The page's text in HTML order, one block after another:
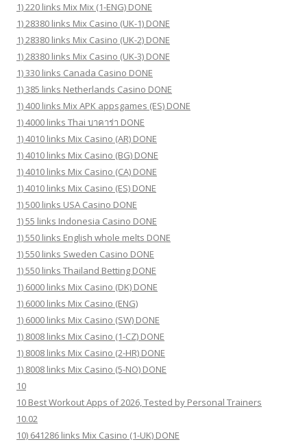
1) 220 links Mix Mix (1-ENG) DONE
1) 28380 links Mix Casino (UK-1) DONE
1) 28380 links Mix Casino (UK-2) DONE
1) 28380 links Mix Casino (UK-3) DONE
1) 330 links Canada Casino DONE
1) 385 links Netherlands Casino DONE
1) 400 links Mix APK appsgames (ES) DONE
1) 4000 links Thai บาคาร่า DONE
1) 4010 links Mix Casino (AR) DONE
1) 4010 links Mix Casino (BG) DONE
1) 4010 links Mix Casino (CA) DONE
1) 4010 links Mix Casino (ES) DONE
1) 500 links USA Casino DONE
1) 55 links Indonesia Casino DONE
1) 550 links English whole melts DONE
1) 550 links Sweden Casino DONE
1) 550 links Thailand Betting DONE
1) 6000 links Mix Casino (DK) DONE
1) 6000 links Mix Casino (ENG)
1) 6000 links Mix Casino (SW) DONE
1) 8008 links Mix Casino (1-CZ) DONE
1) 8008 links Mix Casino (2-HR) DONE
1) 8008 links Mix Casino (5-NO) DONE
10
10 Best Workout Apps of 2026, Tested by Personal Trainers
10.02
10) 641286 links Mix Casino (1-UK) DONE